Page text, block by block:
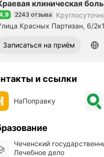
клиническая
4,9 из 5
2243 отзыва
Красных Партизан, 6/
Записаться на приём
78612220002
и ссылки
НаПоправку
Чеченский
Лечебное дело